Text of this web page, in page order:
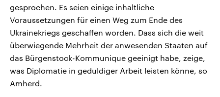
gesprochen. Es seien einige inhaltliche
Voraussetzungen für einen Weg zum Ende des
Ukrainekriegs geschaffen worden. Dass sich die weit
überwiegende Mehrheit der anwesenden Staaten auf
das Bürgenstock-Kommunique geeinigt habe, zeige,
was Diplomatie in geduldiger Arbeit leisten könne, so
Amherd.